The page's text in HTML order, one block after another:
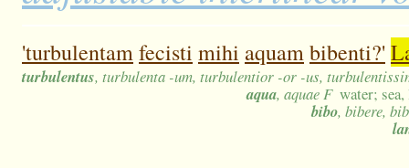
'turbulentamfecisti mihi aquambibenti?'
turbulentus, turbulenta -um, turbulentior -or -us,
aqua, aquae F water;
bibo, bibere,